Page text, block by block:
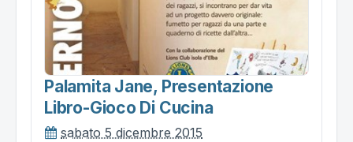
Palamita Jane, Presentazione
Libro-Gioco Di Cucina
sabato 5 dicembre 2015